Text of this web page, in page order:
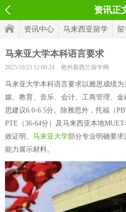
资讯正
资讯中心 马来西亚留学
马来亚大学本科语言要求
2025/10/23 12:00:24 教外新西兰留学网
马来亚大学本科语言要求以雅思成绩
媒、教育、音乐、会计、工商管理、
思建议6.0-6.5分。除雅思外，托福（
PTE（36-64分）及马来西亚本地
效证明。 马来亚大学部分专业明确要
能力展示材料。